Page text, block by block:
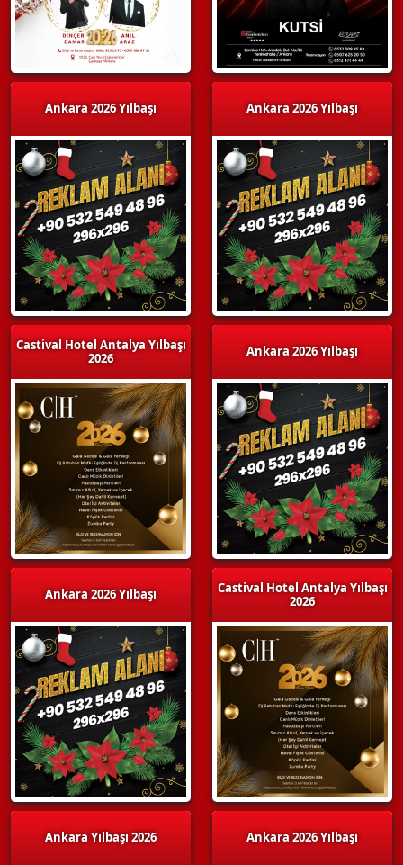
Ankara 2026 Yılbaşı
Castival Hotel Antalya Yılbaşı
2026
Ankara 2026 Yılbaşı
Ankara Yılbaşı 2026
Ankara 2026 Yılbaşı
Ankara 2026 Yılbaşı
Castival Hotel Antalya Yılbaşı
2026
Ankara 2026 Yılbaşı